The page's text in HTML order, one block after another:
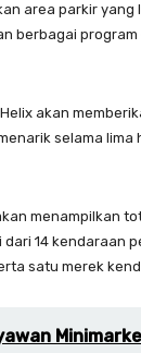
area parkir yang
berbagai
akan
selama lima
menampilkan
14 kendaraan
satu merek